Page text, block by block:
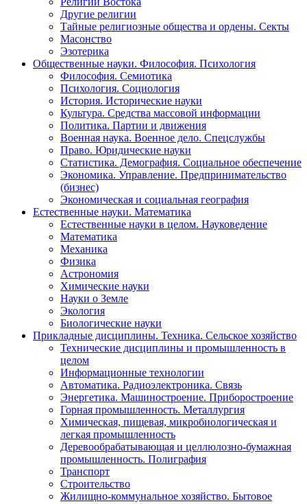
Другие религии
Тайные религиозные общества и ордены. Секты
Масонство
Эзотерика
Общественные науки. Философия. Психология
Философия. Семиотика
Психология. Социология
История. Исторические науки
Культура. Средства массовой информации
Политика. Партии и движения
Военная наука. Военное дело. Спецслужбы
Право. Юридические науки
Статистика. Демография. Социальное обеспечение
Экономика. Управление. Предпринимательство
(бизнес)
Экономическая и социальная география
Естественные науки. Математика
Естественные науки в целом. Науковедение
Математика
Механика
Физика
Астрономия
Химические науки
Науки о Земле
Экология
Биологические науки
Прикладные дисциплины. Техника. Сельское хозяйство
Технические дисциплины и промышленность в
целом
Информационные технологии
Автоматика. Радиоэлектроника. Связь
Энергетика. Машиностроение. Приборостроение
Горная промышленность. Металлургия
Химическая, пищевая, микробиологическая и
легкая промышленность
Деревообрабатывающая и целлюлозно-бумажная
промышленность. Полиграфия
Транспорт
Строительство
Жилищно-коммунальное хозяйство. Бытовое